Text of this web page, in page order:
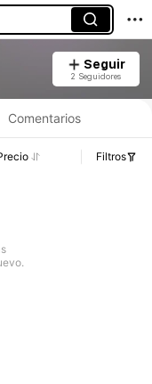
Seguir
2 Seguidores
Comentarios
Filtros